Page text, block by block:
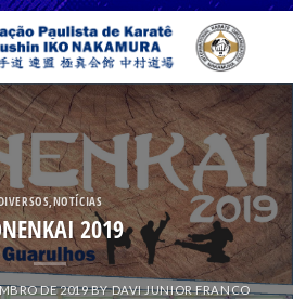
,NOTÍCIAS
2019
DE 2019BYDAVI JUNIOR FRANCO